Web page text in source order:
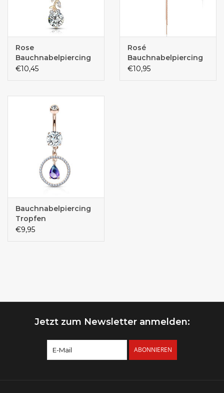
Rose
Bauchnabelpiercing
Blume
€10,45
Rosé
Bauchnabelpiercing
€10,95
Bauchnabelpiercing
Tropfen
€9,95
Jetzt zum Newsletter anmelden:
ABONNIEREN